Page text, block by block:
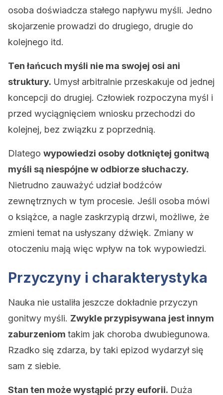
osoba doświadcza stałego napływu myśli. Jedno
skojarzenie prowadzi do drugiego, drugie do
kolejnego itd.
Ten łańcuch myśli nie ma swojej osi ani
struktury. Umysł arbitralnie przeskakuje od jednej
koncepcji do drugiej. Człowiek rozpoczyna myśl i
przed wyciągnięciem wniosku przechodzi do
kolejnej, bez związku z poprzednią.
Dlatego wypowiedzi osoby dotkniętej gonitwą
myśli są niespójne w odbiorze słuchaczy.
Nietrudno zauważyć udział bodźców
zewnętrznych w tym procesie. Jeśli osoba mówi
o książce, a nagle zaskrzypią drzwi, możliwe, że
zmieni temat na usłyszany dźwięk. Zmiany w
otoczeniu mają więc wpływ na tok wypowiedzi.
Przyczyny i charakterystyka
Nauka nie ustaliła jeszcze dokładnie przyczyn
gonitwy myśli. Zwykle przypisywana jest innym
zaburzeniom takim jak choroba dwubiegunowa.
Rzadko się zdarza, by taki epizod wydarzył się
sam z siebie.
Stan ten może wystąpić przy euforii. Duża